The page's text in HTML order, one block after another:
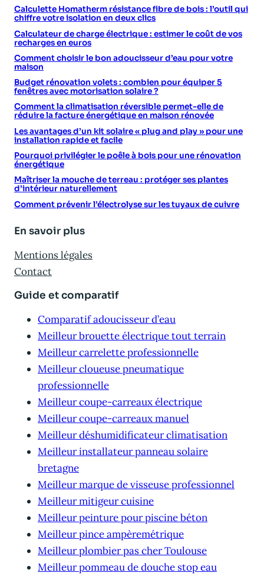
Calculette Homatherm résistance fibre de bois : l’outil qui
chiffre votre isolation en deux clics
Calculateur de charge électrique : estimer le coût de vos
recharges en euros
Comment choisir le bon adoucisseur d’eau pour votre
maison
Budget rénovation volets : combien pour équiper 5
fenêtres avec motorisation solaire ?
Comment la climatisation réversible permet-elle de
réduire la facture énergétique en maison rénovée
Les avantages d’un kit solaire « plug and play » pour une
installation rapide et facile
Pourquoi privilégier le poêle à bois pour une rénovation
énergétique
Maîtriser la mouche de terreau : protéger ses plantes
d’intérieur naturellement
Comment prévenir l’électrolyse sur les tuyaux de cuivre
En savoir plus
Mentions légales
Contact
Guide et comparatif
Comparatif adoucisseur d’eau
Meilleur brouette électrique tout terrain
Meilleur carrelette professionnelle
Meilleur cloueuse pneumatique
professionnelle
Meilleur coupe-carreaux électrique
Meilleur coupe-carreaux manuel
Meilleur déshumidificateur climatisation
Meilleur installateur panneau solaire
bretagne
Meilleur marque de visseuse professionnel
Meilleur mitigeur cuisine
Meilleur peinture pour piscine béton
Meilleur pince ampèremétrique
Meilleur plombier pas cher Toulouse
Meilleur pommeau de douche stop eau